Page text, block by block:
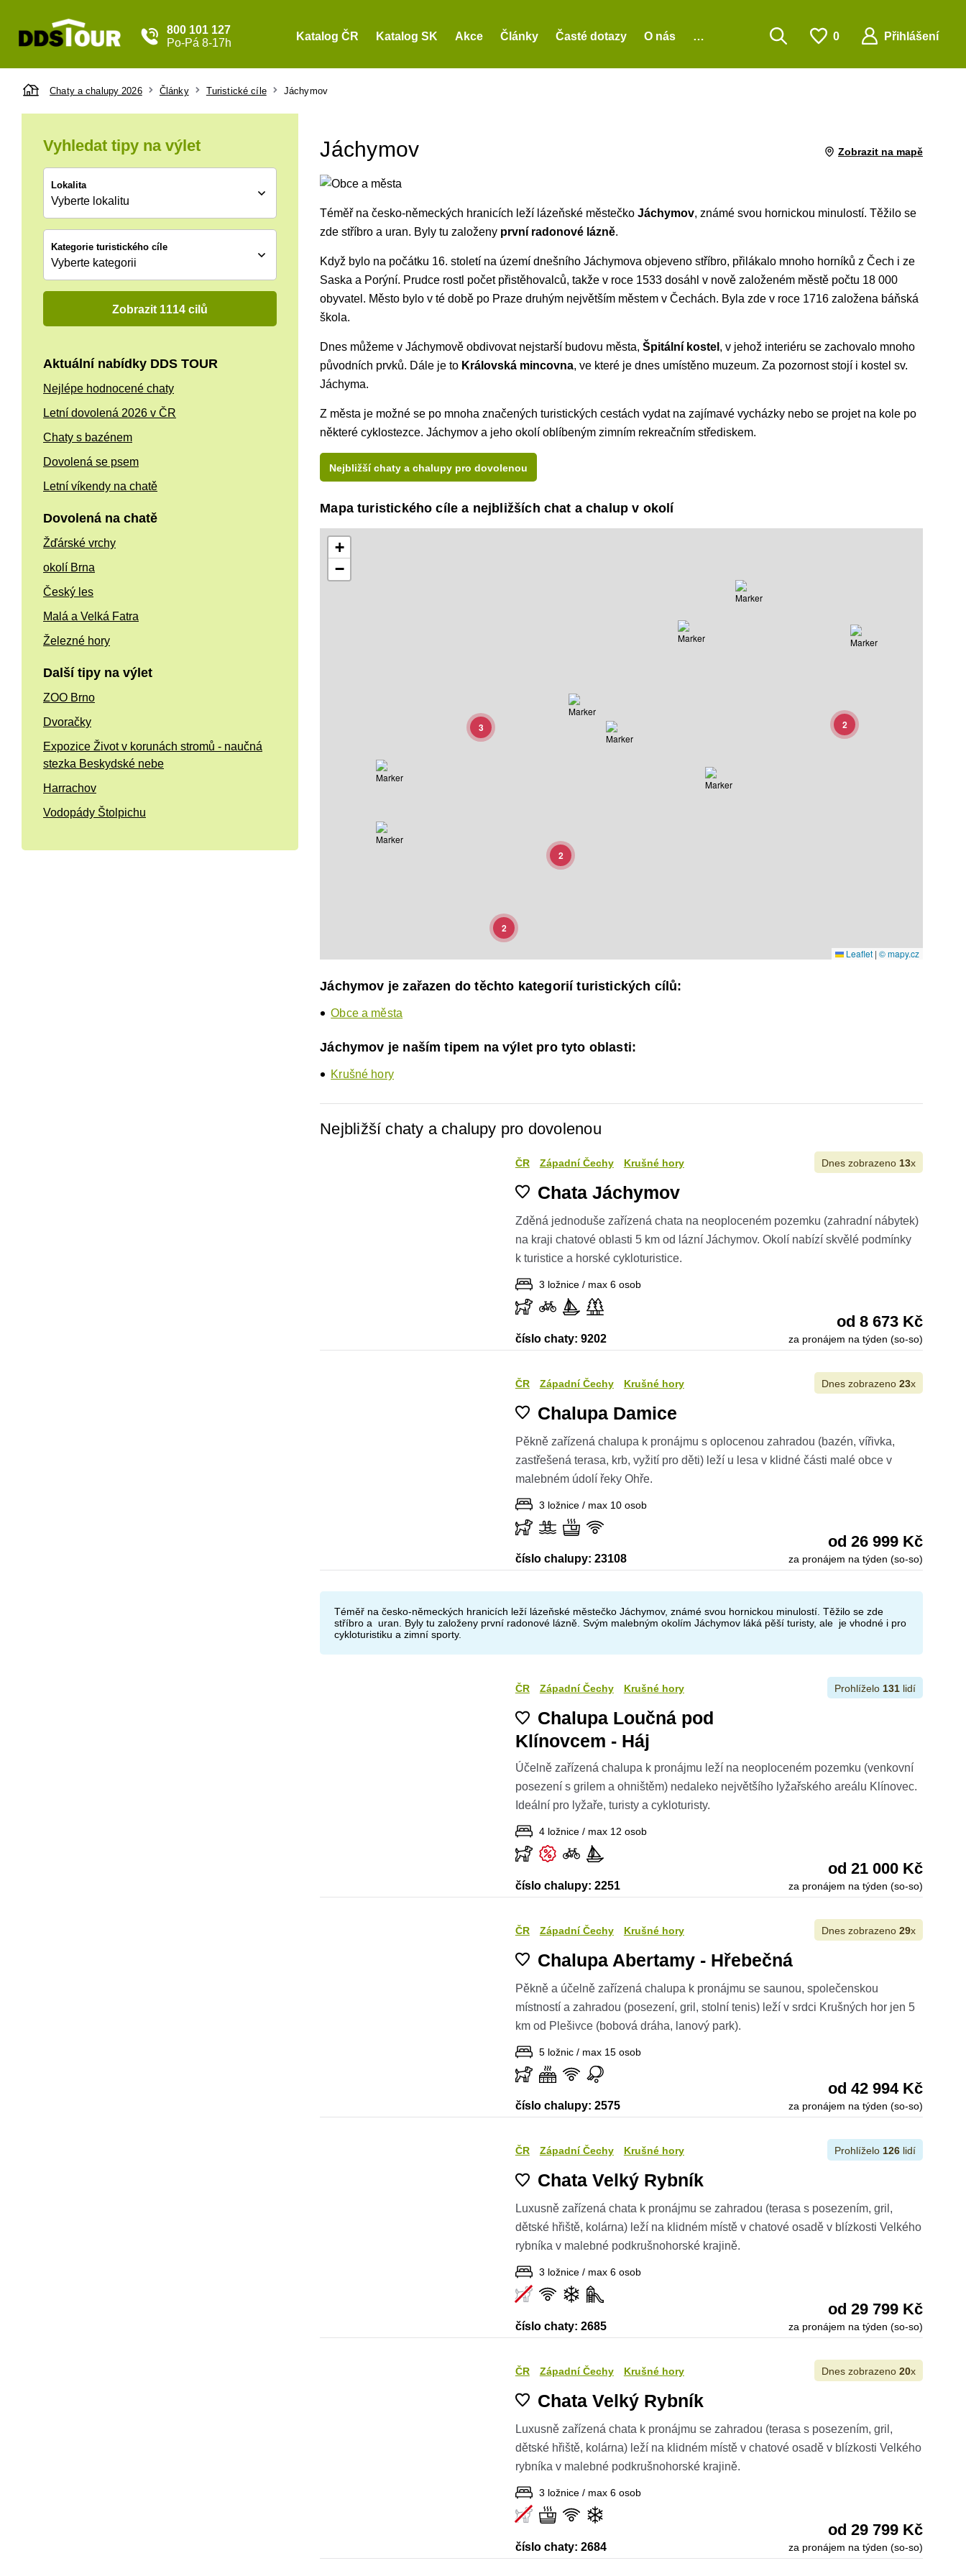
800 101 127
Po-Pá 8-17h
Katalog ČR Katalog SK Akce Články Časté dotazy O nás … 0 Přihlášení
Chaty a chalupy 2026 Články Turistické cíle Jáchymov
Vyhledat tipy na výlet
Lokalita
Vyberte lokalitu
Kategorie turistického cíle
Vyberte kategorii
Zobrazit 1114 cilů
Aktuální nabídky DDS TOUR
Nejlépe hodnocené chaty
Letní dovolená 2026 v ČR
Chaty s bazénem
Dovolená se psem
Letní víkendy na chatě
Dovolená na chatě
Žďárské vrchy
okolí Brna
Český les
Malá a Velká Fatra
Železné hory
Další tipy na výlet
ZOO Brno
Dvoračky
Expozice Život v korunách stromů - naučná
stezka Beskydské nebe
Harrachov
Vodopády Štolpichu
Zobrazit na mapě
Jáchymov
Téměř na česko-německých hranicích leží lázeňské městečkoJáchymov, známé svou hornickou minulostí. Těžilo se
zde stříbro a uran. Byly tu založeny první radonové lázně.
Když bylo na počátku 16. století na území dnešního Jáchymova objeveno stříbro, přilákalo mnoho horníků z Čech i ze
Saska a Porýní. Prudce rostl počet přistěhovalců, takže v roce 1533 dosáhl v nově založeném městě počtu 18 000
obyvatel. Město bylo v té době po Praze druhým největším městem v Čechách. Byla zde v roce 1716 založena báňská
škola.
Dnes můžeme v Jáchymově obdivovat nejstarší budovu města,Špitální kostel , v jehož interiéru se zachovalo mnoho
původních prvků. Dále je to Královská mincovna, ve které je dnes umístěno muzeum. Za pozornost stojí i kostel sv.
Jáchyma.
Z města je možné se po mnoha značených turistických cestách vydat na zajímavé vycházky nebo se projet na kole po
některé cyklostezce. Jáchymov a jeho okolí oblíbeným zimním rekreačním střediskem.
Nejbližší chaty a chalupy pro dovolenou
Mapa turistického cíle a nejbližších chat a chalup v okolí
2
2
2
3
+
−
Leaflet | © mapy.cz
Jáchymov je zařazen do těchto kategorií turistických cílů:
Obce a města
Jáchymov je naším tipem na výlet pro tyto oblasti:
Krušné hory
Nejbližší chaty a chalupy pro dovolenou
ČR Západní Čechy Krušné hory Dnes zobrazeno 13x
Chata Jáchymov
Zděná jednoduše zařízená chata na neoploceném pozemku (zahradní nábytek)
na kraji chatové oblasti 5 km od lázní Jáchymov. Okolí nabízí skvělé podmínky
k turistice a horské cykloturistice.
3 ložnice / max 6 osob
číslo chaty: 9202
od 8 673 Kč
za pronájem na týden (so-so)
ČR Západní Čechy Krušné hory Dnes zobrazeno 23x
Chalupa Damice
Pěkně zařízená chalupa k pronájmu s oplocenou zahradou (bazén, vířivka,
zastřešená terasa, krb, vyžití pro děti) leží u lesa v klidné části malé obce v
malebném údolí řeky Ohře.
3 ložnice / max 10 osob
číslo chalupy: 23108
od 26 999 Kč
za pronájem na týden (so-so)
Téměř na česko-německých hranicích leží lázeňské městečko Jáchymov, známé svou hornickou minulostí. Těžilo se zde
stříbro a uran. Byly tu založeny první radonové lázně. Svým malebným okolím Jáchymov láká pěší turisty, ale je vhodné i pro
cykloturistiku a zimní sporty.
ČR Západní Čechy Krušné hory Prohlíželo 131lidí
Chalupa Loučná pod
Klínovcem - Háj
Účelně zařízená chalupa k pronájmu leží na neoploceném pozemku (venkovní
posezení s grilem a ohništěm) nedaleko největšího lyžařského areálu Klínovec.
Ideální pro lyžaře, turisty a cykloturisty.
4 ložnice / max 12 osob
číslo chalupy: 2251
od 21 000 Kč
za pronájem na týden (so-so)
ČR Západní Čechy Krušné hory Dnes zobrazeno 29x
Chalupa Abertamy - Hřebečná
Pěkně a účelně zařízená chalupa k pronájmu se saunou, společenskou
místností a zahradou (posezení, gril, stolní tenis) leží v srdci Krušných hor jen 5
km od Plešivce (bobová dráha, lanový park).
5 ložnic / max 15 osob
číslo chalupy: 2575
od 42 994 Kč
za pronájem na týden (so-so)
ČR Západní Čechy Krušné hory Prohlíželo 126lidí
Chata Velký Rybník
Luxusně zařízená chata k pronájmu se zahradou (terasa s posezením, gril,
dětské hřiště, kolárna) leží na klidném místě v chatové osadě v blízkosti Velkého
rybníka v malebné podkrušnohorské krajině.
3 ložnice / max 6 osob
číslo chaty: 2685
od 29 799 Kč
za pronájem na týden (so-so)
ČR Západní Čechy Krušné hory Dnes zobrazeno 20x
Chata Velký Rybník
Luxusně zařízená chata k pronájmu se zahradou (terasa s posezením, gril,
dětské hřiště, kolárna) leží na klidném místě v chatové osadě v blízkosti Velkého
rybníka v malebné podkrušnohorské krajině.
3 ložnice / max 6 osob
číslo chaty: 2684
od 29 799 Kč
za pronájem na týden (so-so)